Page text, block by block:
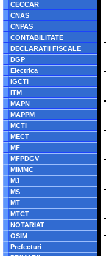
CECCAR
CNAS
CNPAS
CONTABILITATE
DECLARATII FISCALE
DGP
Electrica
IGCTI
ITM
MAPN
MAPPM
MCTI
MECT
MF
MFPDGV
MIMMC
MJ
MS
MT
MTCT
NOTARIAT
OSIM
Prefecturi